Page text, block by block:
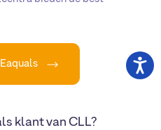
klant van CLL?